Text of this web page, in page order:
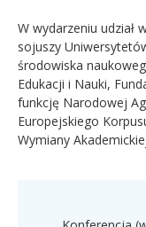
W wydarzeniu udział
sojuszy
środowiska
Edukacji i Nauki,
funkcję Narodowej
Europejskiego
Wymiany